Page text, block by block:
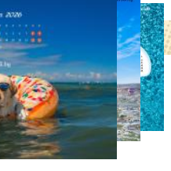
прогноза
7 август, петък